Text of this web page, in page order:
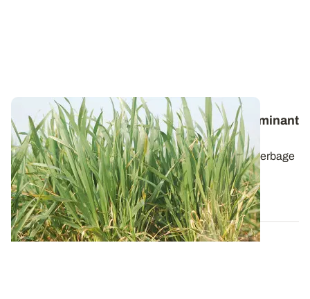
Stade épi 1 cm du blé : un marqueur déterminant
à savoir repérer
Fertilisation azotée, régulateur de croissance, désherbage
de rattrapage, fongicide… Le...
13 MARS 2025